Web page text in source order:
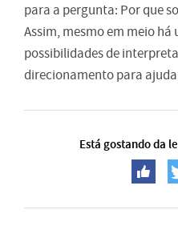
para a pergunta: Por que
Assim, mesmo em meio
possibilidades de
direcionamento para
Está gostando da